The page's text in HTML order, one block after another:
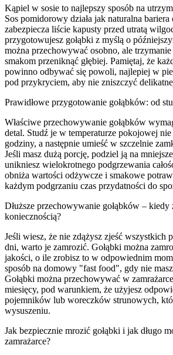
Kąpiel w sosie to najlepszy sposób na
Sos pomidorowy działa jak naturalna bariera
zabezpiecza liście kapusty przed utratą
przygotowujesz gołąbki z myślą o
można przechowywać osobno, ale
smakom przeniknąć głębiej. Pamiętaj, że
powinno odbywać się powoli, najlepiej w
pod przykryciem, aby nie zniszczyć
Prawidłowe przygotowanie gołąbków: od
Właściwe przechowywanie gołąbków
detal. Studź je w temperaturze pokojowej
godziny, a następnie umieść w szczelnie
Jeśli masz dużą porcję, podziel ją na
unikniesz wielokrotnego podgrzewania
obniża wartości odżywcze i smakowe
każdym podgrzaniu czas przydatności do
Dłuższe przechowywanie gołąbków – kiedy
koniecznością?
Jeśli wiesz, że nie zdążysz zjeść wszystkich
dni, warto je zamrozić. Gołąbki można
jakości, o ile zrobisz to w odpowiednim
sposób na domowy "fast food", gdy nie
Gołąbki można przechowywać w
miesięcy, pod warunkiem, że użyjesz
pojemników lub woreczków strunowych,
wysuszeniu.
Jak bezpiecznie mrozić gołąbki i jak długo
zamrażarce?